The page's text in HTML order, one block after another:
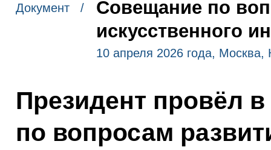
Документ /
Совещание по
искусственного
10 апреля 2026 года, Москва,
Президент провёл
по вопросам